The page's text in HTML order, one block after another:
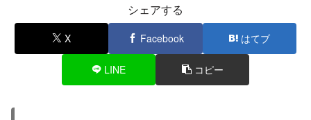
シェアする
X Facebook はてブ
LINE コピー